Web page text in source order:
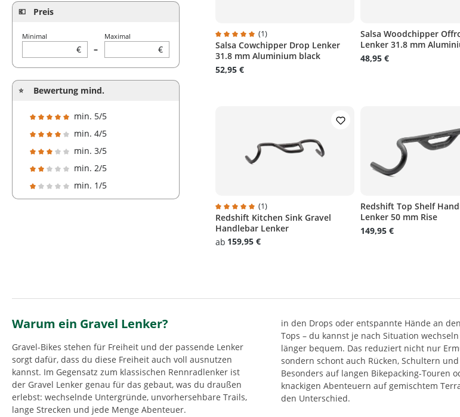
Preis
Minimal
€ –
Maximal
€
Bewertung mind.
Filter hinzufügen: Minimum Bewertung von 5 von 5 Sternen
min. 5/5
Filter hinzufügen: Minimum Bewertung von 4 von 5 Sternen
min. 4/5
Filter hinzufügen: Minimum Bewertung von 3 von 5 Sternen
min. 3/5
Filter hinzufügen: Minimum Bewertung von 2 von 5 Sternen
min. 2/5
Filter hinzufügen: Minimum Bewertung von 1 von 5 Sternen
min. 1/5
Durchschnittliche Bewertung von 5 von 5 Sternen
(1)
Salsa Cowchipper Drop Lenker
31.8 mm Aluminium black
52,95 €
Salsa Woodchipper
Lenker 31.8 mm
48,95 €
Durchschnittliche Bewertung von 5 von 5 Sternen
(1)
Redshift Kitchen Sink Gravel
Handlebar Lenker
ab 159,95 €
Redshift Top Shelf
Lenker 50 mm Rise
149,95 €
Warum ein Gravel Lenker?
Gravel-Bikes stehen für Freiheit und der passende Lenker
sorgt dafür, dass du diese Freiheit auch voll ausnutzen
kannst. Im Gegensatz zum klassischen Rennradlenker ist
der Gravel Lenker genau für das gebaut, was du draußen
erlebst: wechselnde Untergründe, unvorhersehbare Trails,
lange Strecken und jede Menge Abenteuer.
in den Drops oder entspannte Hände an
Tops – du kannst je nach Situation
länger bequem. Das reduziert nicht nur
sondern schont auch Rücken, Schultern
Besonders auf langen Bikepacking-Touren
knackigen Abenteuern auf gemischtem
den Unterschied.